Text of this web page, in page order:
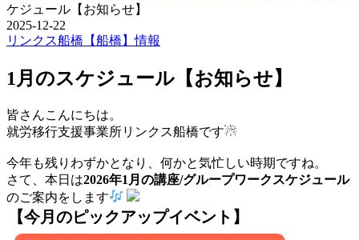
ケジュール【お知らせ】
2025-12-22
リンクス船橋 【船橋】情報
1月のスケジュール【お知らせ】
皆さんこんにちは。
就労移行支援事業所リンクス船橋です☃
今年も残りわずかとなり、何かと気忙しい時期ですね。
さて、本日は2026年1月の講座/グループワークスケジュール
のご案内をします
【今月のピックアップイベント】